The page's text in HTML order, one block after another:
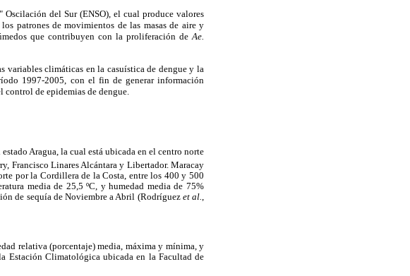
del Sur (ENSO), el cual produce valores
patrones de movimientos de las masas de aire y
que contribuyen con la proliferación deAe.
climáticas en la casuística de dengue y la
1997-2005, con el fin de generar información
de epidemias de dengue.
estado Aragua, la cual está ubicada en el centro norte
Francisco Linares Alcántara y Libertador. Maracay
por la Cordillera de la Costa, entre los 400 y 500
media de 25,5 ºC, y humedad media de 75%
de sequía de Noviembre a Abril (Rodríguez et al.,
relativa (porcentaje) media, máxima y mínima, y
Estación Climatológica ubicada en la Facultad de